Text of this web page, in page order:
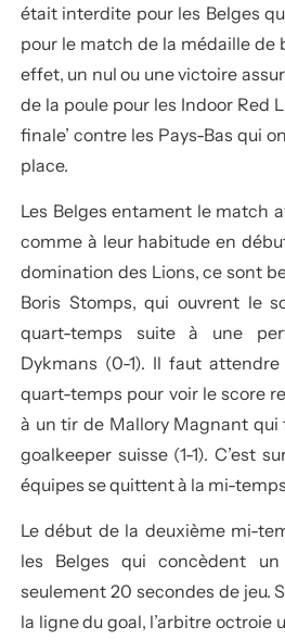
était interdite pour les Belges
pour le match de la médaille de
effet, un nul ou une victoire
de la poule pour les Indoor Red
finale’ contre les Pays-Bas qui
place.
Les Belges entament le match
comme à leur habitude en
domination des Lions, ce sont
Boris Stomps, qui ouvrent le
quart-temps suite à une
Dykmans (0-1). Il faut
quart-temps pour voir le score
à un tir de Mallory Magnant
goalkeeper suisse (1-1). C’est
équipes se quittent à la mi-
Le début de la deuxième mi-
les Belges qui concèdent
seulement 20 secondes de jeu.
la ligne du goal, l’arbitre octroie